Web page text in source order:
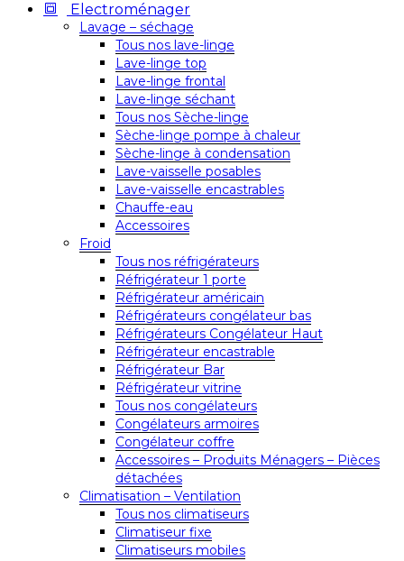
Electroménager
Lavage – séchage
Tous nos lave-linge
Lave-linge top
Lave-linge frontal
Lave-linge séchant
Tous nos Sèche-linge
Sèche-linge pompe à chaleur
Sèche-linge à condensation
Lave-vaisselle posables
Lave-vaisselle encastrables
Chauffe-eau
Accessoires
Froid
Tous nos réfrigérateurs
Réfrigérateur 1 porte
Réfrigérateur américain
Réfrigérateurs congélateur bas
Réfrigérateurs Congélateur Haut
Réfrigérateur encastrable
Réfrigérateur Bar
Réfrigérateur vitrine
Tous nos congélateurs
Congélateurs armoires
Congélateur coffre
Accessoires – Produits Ménagers – Pièces
détachées
Climatisation – Ventilation
Tous nos climatiseurs
Climatiseur fixe
Climatiseurs mobiles